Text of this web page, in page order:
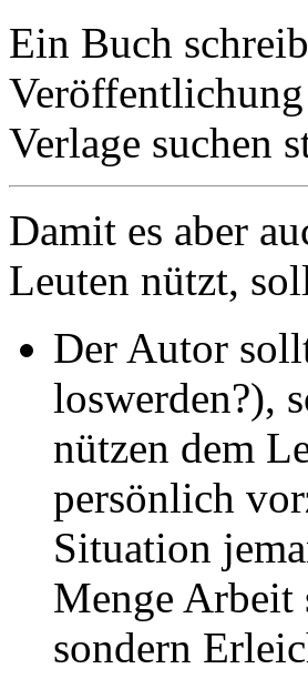
Ein Buch
Verlage suchen
Damit es aber
Leuten nützt,
Der Autor
loswerden?),
nützen dem
persönlich
Situation
Menge Arbeit
sondern